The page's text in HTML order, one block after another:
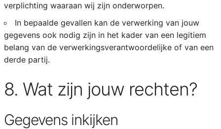
verplichting waaraan wij zijn onderworpen.
In bepaalde gevallen kan de verwerking van jouw
gegevens ook nodig zijn in het kader van een legitiem
belang van de verwerkingsverantwoordelijke of van een
derde partij.
8. Wat zijn jouw rechten?
Gegevens inkijken